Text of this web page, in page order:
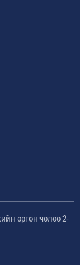
өргөн чөлөө 2-